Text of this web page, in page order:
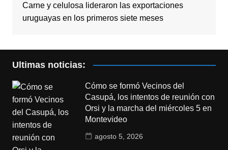
Carne y celulosa lideraron las exportaciones
uruguayas en los primeros siete meses
Ultimas noticias:
Cómo se formó Vecinos del
Casupá, los intentos de reunión con
Orsi y la marcha del miércoles 5 en
Montevideo
agosto 5, 2026